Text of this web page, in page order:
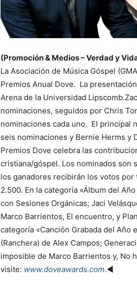
(Promoción & Medios – Verdad y
La Asociación de Música Góspel
Premios Anual Dove. La
Arena de la Universidad
nominaciones, seguidos por Chris
nominaciones cada uno. El principal
seis nominaciones y Bernie Herms y
Premios Dove celebra las
cristiana/góspel. Los nominados son
los ganadores recibirán los votos por
2.500. En la categoría «Álbum del
con Sesiones Orgánicas; Jaci
Marco Barrientos, El encuentro, y
categoría «Canción Grabada del Año
(Ranchera) de Alex Campos;
imposible de Marco Barrientos y, No
visite: www.doveawards.com.◄